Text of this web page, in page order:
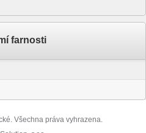
farnosti
Všechna práva vyhrazena.